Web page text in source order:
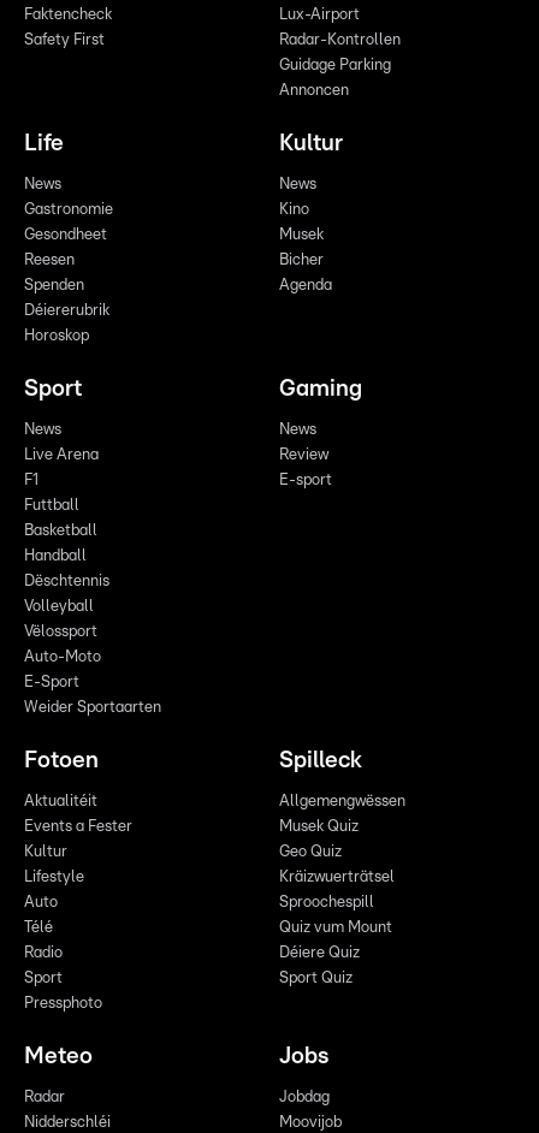
Faktencheck
Safety First
Lux-Airport
Radar-Kontrollen
Guidage Parking
Annoncen
Life
News
Gastronomie
Gesondheet
Reesen
Spenden
Déiererubrik
Horoskop
Kultur
News
Kino
Musek
Bicher
Agenda
Sport
News
Live Arena
F1
Futtball
Basketball
Handball
Dëschtennis
Volleyball
Vëlossport
Auto-Moto
E-Sport
Weider Sportaarten
Gaming
News
Review
E-sport
Fotoen
Aktualitéit
Events a Fester
Kultur
Lifestyle
Auto
Télé
Radio
Sport
Pressphoto
Spilleck
Allgemengwëssen
Musek Quiz
Geo Quiz
Kräizwuerträtsel
Sproochespill
Quiz vum Mount
Déiere Quiz
Sport Quiz
Meteo
Radar
Nidderschléi
Jobs
Jobdag
Moovijob